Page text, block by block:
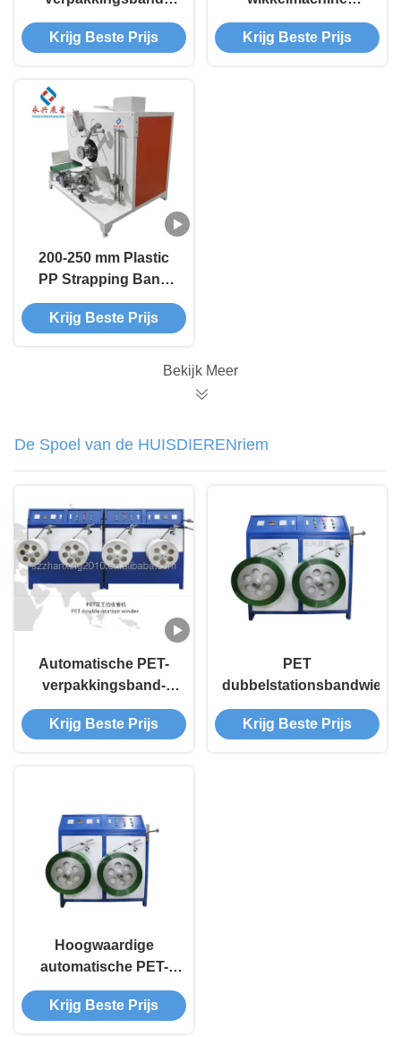
wikkelmachine
Winkelmachine
Krijg Beste Prijs
gordel-extrusielijn
Krijg Beste Prijs
200-250 mm Plastic
PP Strapping Band
Winding Machine
Krijg Beste Prijs
Bekijk Meer
De Spoel van de HUISDIERENriem
Automatische PET-
verpakkingsband-
opvouwmachine
Krijg Beste Prijs
PET
Krijg Beste Prijs
Hoogwaardige
automatische PET-
bandwinding
Krijg Beste Prijs